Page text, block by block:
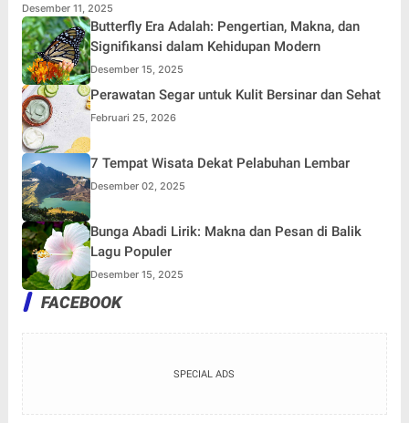
Desember 11, 2025
Butterfly Era Adalah: Pengertian, Makna, dan
Signifikansi dalam Kehidupan Modern
Desember 15, 2025
Perawatan Segar untuk Kulit Bersinar dan Sehat
Februari 25, 2026
7 Tempat Wisata Dekat Pelabuhan Lembar
Desember 02, 2025
Bunga Abadi Lirik: Makna dan Pesan di Balik
Lagu Populer
Desember 15, 2025
FACEBOOK
SPECIAL ADS